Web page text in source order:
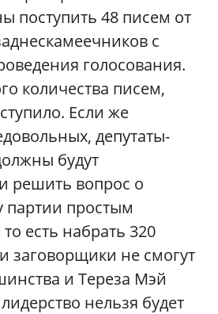
поступить 48 писем от
с
голосования.
количества писем,
Если же
депутаты-
будут
решить вопрос о
партии простым
есть набрать 320
заговорщики не смогут
и Тереза Мэй
нельзя будет